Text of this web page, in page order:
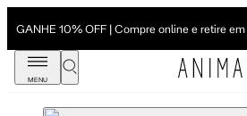
GANHE 10% OFF | Compre online e retire em
MENU